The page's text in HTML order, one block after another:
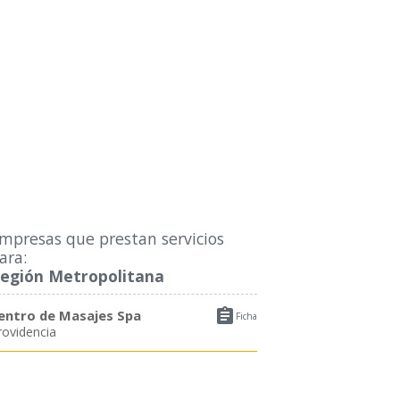
que prestan servicios
Metropolitana
 Ficha
de Masajes Spa